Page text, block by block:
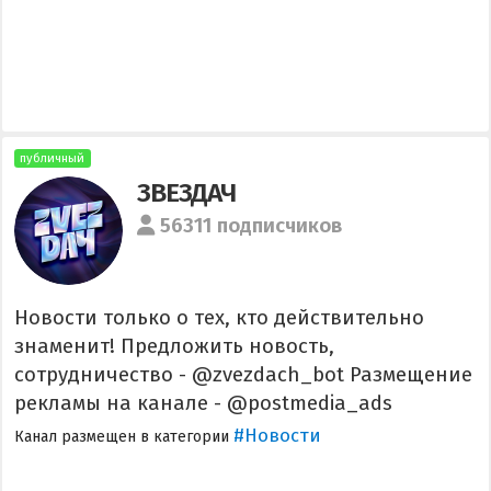
публичный
ЗВЕЗДАЧ
56311 подписчиков
Новости только о тех, кто действительно
знаменит! Предложить новость,
сотрудничество - @zvezdach_bot Размещение
рекламы на канале - @postmedia_ads
Канал размещен в категории #Новости